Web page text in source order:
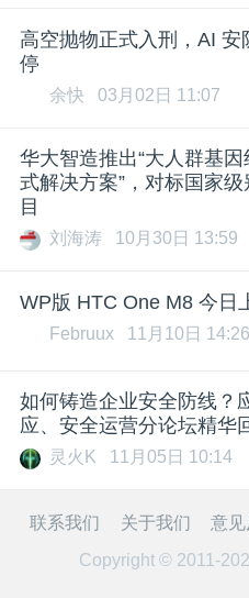
高空抛物正式入刑，AI 安
停
余快 03月02日 11:07
华大智造推出“大人群基
式解决方案”，对标国家
目
刘海涛 10月30日 13:59
WP版 HTC One M8 今日
Februux 11月10日 14:26
如何铸造企业安全防线？
应、安全运营分论坛精华
灵火K 11月05日 10:14
联系我们 关于我们
意
Copyright © 2011-